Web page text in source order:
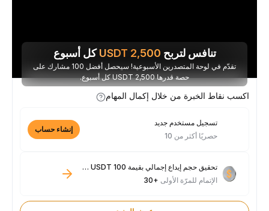
تنافس لتربح 2,500
USDTكل أسبوع
تقدّم في لوحة المتصدرين الأسبوعية! سيحصل أفضل 100 مشارك على
حصة قدرها 2,500 USDT كل أسبوع.
اكسب نقاط الخبرة من خلال إكمال المهام
تسجيل مستخدم جديد
حصريًا أكثر من 10
إنشاء حساب
تحقيق حجم إيداع إجمالي بقيمة 100 USDT فأكثر
الإتمام للمرّة الأولى+30